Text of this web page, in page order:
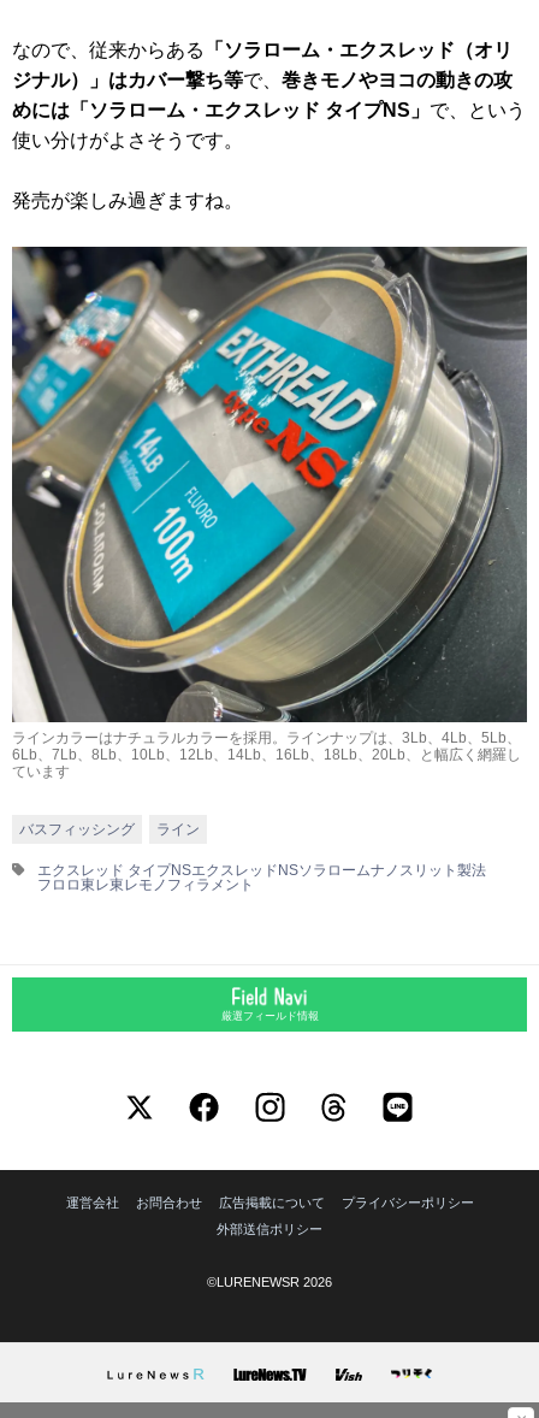
なので、従来からある
「ソラローム・エクスレッド（オリ
ジナル）」はカバー撃ち等で、 巻きモノやヨコの動きの攻
めには「ソラローム・エクスレッド タイプNS」 で、という
使い分けがよさそうです。
発売が楽しみ過ぎますね。
ラインカラーはナチュラルカラーを採用。ラインナップは、3Lb、4Lb、5Lb、
6Lb、7Lb、8Lb、10Lb、12Lb、14Lb、16Lb、18Lb、20Lb、と幅広く網羅し
ています
バスフィッシング ライン
エクスレッド タイプNSエクスレッドNSソラロームナノスリット製法
フロロ東レ東レモノフィラメント
厳選フィールド情報
運営会社 お問合わせ 広告掲載について
プライバシーポリシー
外部送信ポリシー
©LURENEWSR 2026